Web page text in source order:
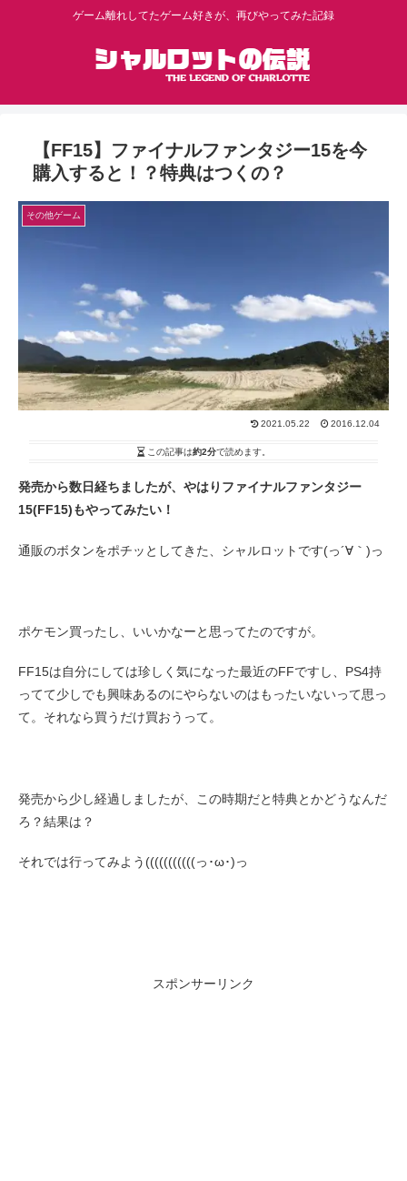
ゲーム離れしてたゲーム好きが、再びやってみた記録
【FF15】ファイナルファンタジー15を今
購入すると！？特典はつくの？
その他ゲーム
2021.05.22 2016.12.04
この記事は約2分で読めます。
発売から数日経ちましたが、やはりファイナルファンタジー
15(FF15)もやってみたい！
通販のボタンをポチッとしてきた、シャルロットです(っ´∀｀)っ
ポケモン買ったし、いいかなーと思ってたのですが。
FF15は自分にしては珍しく気になった最近のFFですし、PS4持
ってて少しでも興味あるのにやらないのはもったいないって思っ
て。それなら買うだけ買おうって。
発売から少し経過しましたが、この時期だと特典とかどうなんだ
ろ？結果は？
それでは行ってみよう(((((((((((っ･ω･)っ
スポンサーリンク